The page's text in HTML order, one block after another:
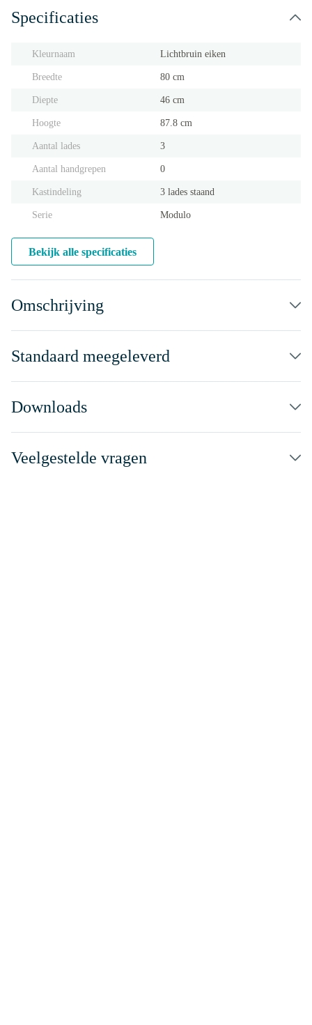
Specificaties
Kleurnaam Lichtbruin eiken
Breedte 80 cm
Diepte 46 cm
Hoogte 87.8 cm
Aantal lades 3
Aantal handgrepen 0
Kastindeling 3 lades staand
Serie Modulo
Bekijk alle specificaties
Omschrijving
Standaard meegeleverd
Downloads
Veelgestelde vragen